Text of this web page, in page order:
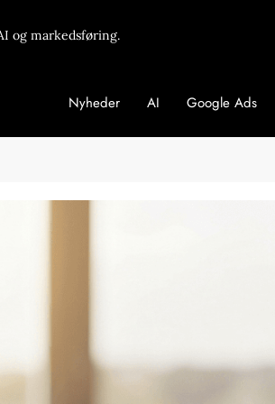
og markedsføring.
Nyheder AI Google Ads